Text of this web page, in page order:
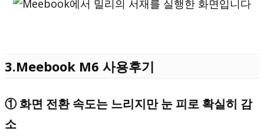
3.Meebook M6 사용후기
① 화면 전환 속도는 느리지만 눈 피로 확실히 감
소